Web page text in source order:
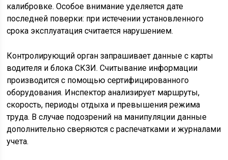
калибровке. Особое внимание уделяется дате
последней поверки: при истечении установленного
срока эксплуатация считается нарушением.
Контролирующий орган запрашивает данные с карты
водителя и блока СКЗИ. Считывание информации
производится с помощью сертифицированного
оборудования. Инспектор анализирует маршруты,
скорость, периоды отдыха и превышения режима
труда. В случае подозрений на манипуляции данные
дополнительно сверяются с распечатками и журналами
учета.